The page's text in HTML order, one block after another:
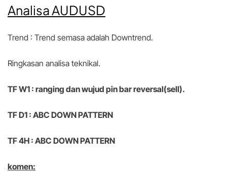
Analisa AUDUSD
Trend : Trend semasa adalah Downtrend.
Ringkasan analisa teknikal.
TF W1 : ranging dan wujud pin bar reversal(sell).
TF D1 : ABC DOWN PATTERN
TF 4H : ABC DOWN PATTERN
komen: